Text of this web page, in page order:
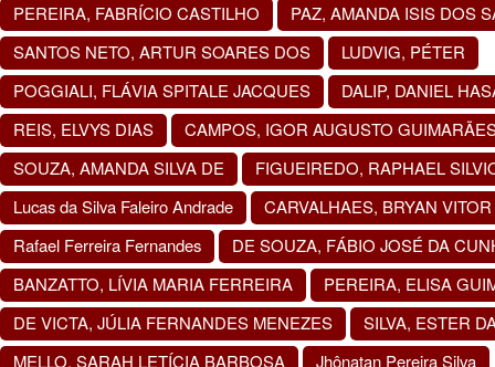
PEREIRA, FABRÍCIO CASTILHO
PAZ, AMANDA ISIS DOS
SANTOS NETO, ARTUR SOARES DOS
LUDVIG, PÉTER
POGGIALI, FLÁVIA SPITALE JACQUES
DALIP, DANIEL
REIS, ELVYS DIAS
CAMPOS, IGOR AUGUSTO
SOUZA, AMANDA SILVA DE
FIGUEIREDO, RAPHAEL
Lucas da Silva Faleiro Andrade
CARVALHAES, BRYAN
Rafael Ferreira Fernandes
DE SOUZA, FÁBIO JOSÉ DA
BANZATTO, LÍVIA MARIA FERREIRA
PEREIRA, ELISA
DE VICTA, JÚLIA FERNANDES MENEZES
SILVA, ESTER
MELLO, SARAH LETÍCIA BARBOSA
Jhônatan Pereira Silva